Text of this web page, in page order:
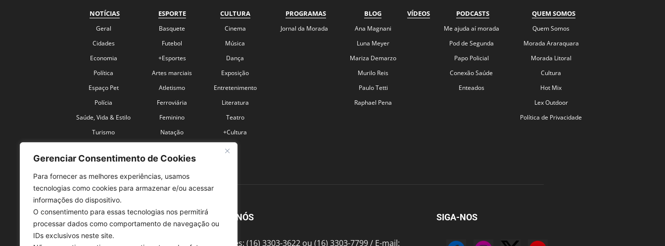
Gerenciar Consentimento de Cookies
Para fornecer as melhores experiências, usamos
tecnologias como cookies para armazenar e/ou acessar
informações do dispositivo.
O consentimento para essas tecnologias nos permitirá
processar dados como comportamento de navegação ou
IDs exclusivos neste site.
NOTÍCIAS
Geral
Cidades
Economia
Política
Espaço Pet
Polícia
Saúde, Vida & Estilo
Turismo
ESPORTE
Basquete
Futebol
+Esportes
Artes marciais
Atletismo
Ferroviária
Feminino
Natação
CULTURA
Cinema
Música
Dança
Exposição
Entretenimento
Literatura
Teatro
+Cultura
PROGRAMAS
Jornal da Morada
BLOG
Ana Magnani
Luna Meyer
Mariza Demarzo
Murilo Reis
Paulo Tetti
Raphael Pena
VÍDEOS PODCASTS
Me ajuda aí morada
Pod de Segunda
Papo Policial
Conexão Saúde
Enteados
QUEM SOMOS
Quem Somos
Morada Araraquara
Morada Litoral
Cultura
Hot Mix
Lex Outdoor
Política de Privacidade
SOBRE NÓS
Telefones: (16) 3303-3622 ou (16) 3303-7799 / E-mail:
SIGA-NOS